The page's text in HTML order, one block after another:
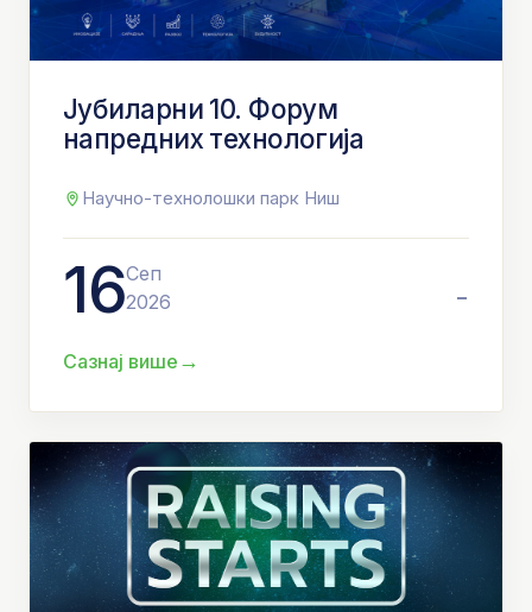
Јубиларни 10. Форум
напредних технологија
Научно-технолошки парк Ниш
16Сеп
2026
-
Сазнај више →